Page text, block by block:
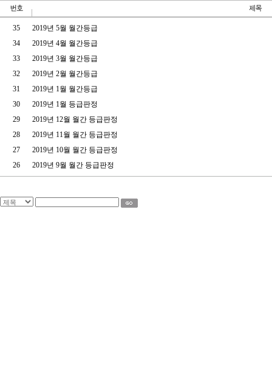
35
2019년 5월 월간등급
34
2019년 4월 월간등급
33
2019년 3월 월간등급
32
2019년 2월 월간등급
31
2019년 1월 월간등급
30
2019년 1월 등급판정
29
2019년 12월 월간 등급판정
28
2019년 11월 월간 등급판정
27
2019년 10월 월간 등급판정
26
2019년 9월 월간 등급판정